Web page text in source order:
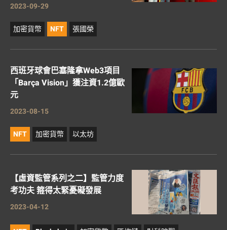
2023-09-29
加密貨幣 NFT 張國榮
西班牙球會巴塞隆拿Web3項目
「Barça Vision」獲注資1.2億歐
元
2023-08-15
NFT 加密貨幣 以太坊
【虛資監管系列之二】監管力度
考功夫 箍得太緊憂礙發展
2023-04-12